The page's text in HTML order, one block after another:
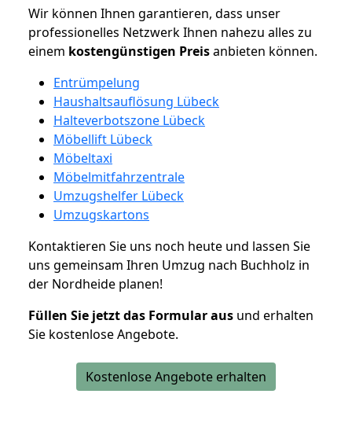
Wir können Ihnen garantieren, dass unser
professionelles Netzwerk Ihnen nahezu alles zu
einem kostengünstigen Preisanbieten können.
Entrümpelung
Haushaltsauflösung Lübeck
Halteverbotszone Lübeck
Möbellift Lübeck
Möbeltaxi
Möbelmitfahrzentrale
Umzugshelfer Lübeck
Umzugskartons
Kontaktieren Sie uns noch heute und lassen Sie
uns gemeinsam Ihren Umzug nach Buchholz in
der Nordheide planen!
Füllen Sie jetzt das Formular aus und erhalten
Sie kostenlose Angebote.
Kostenlose Angebote erhalten